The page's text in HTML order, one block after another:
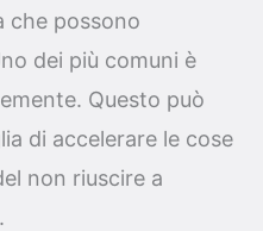
che possono
dei più comuni è
Questo può
di accelerare le cose
non riuscire a